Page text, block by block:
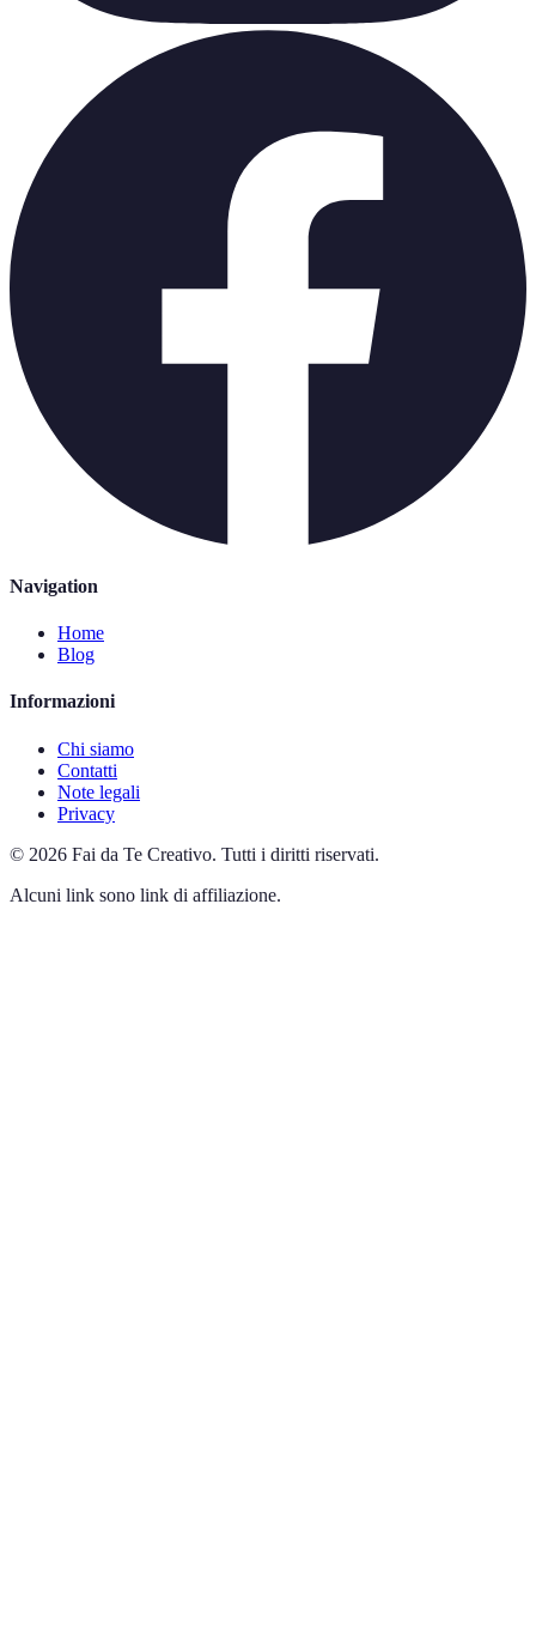
Navigation
Home
Blog
Informazioni
Chi siamo
Contatti
Note legali
Privacy
© 2026 Fai da Te Creativo. Tutti i diritti riservati.
Alcuni link sono link di affiliazione.